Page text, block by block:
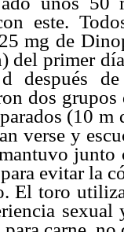
este.
mg de
del primer
después
dos
(10
verse y
junto
evitar la
El toro